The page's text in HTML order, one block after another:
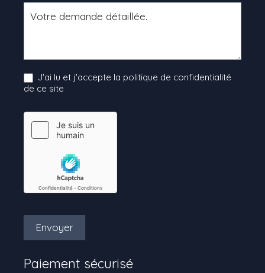
J'ai lu et j'accepte la politique de confidentialité
de ce site
Envoyer
Paiement sécurisé